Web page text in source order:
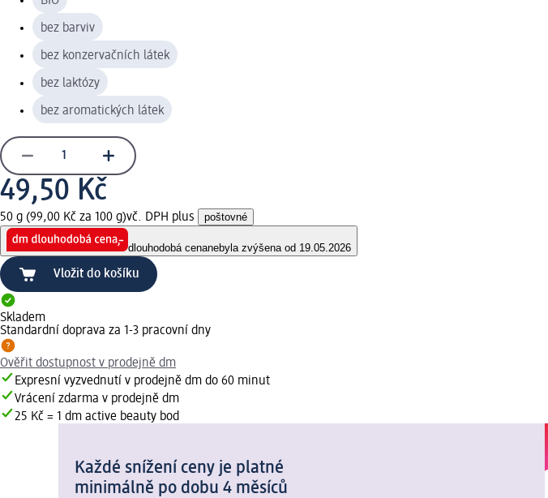
bez barviv
bez konzervačních látek
bez laktózy
bez aromatických látek
49,50 Kč
50 g (99,00 Kč za 100 g)vč. DPH plus poštovné
dlouhodobá cenanebyla zvýšena od 19.05.2026
Vložit do košíku
Skladem
Standardní doprava za 1-3 pracovní dny
Ověřit dostupnost v prodejně dm
Expresní vyzvednutí v prodejně dm do 60 minut
Vrácení zdarma v prodejně dm
25 Kč = 1 dm active beauty bod
Každé snížení ceny je platné
minimálně po dobu 4 měsíců